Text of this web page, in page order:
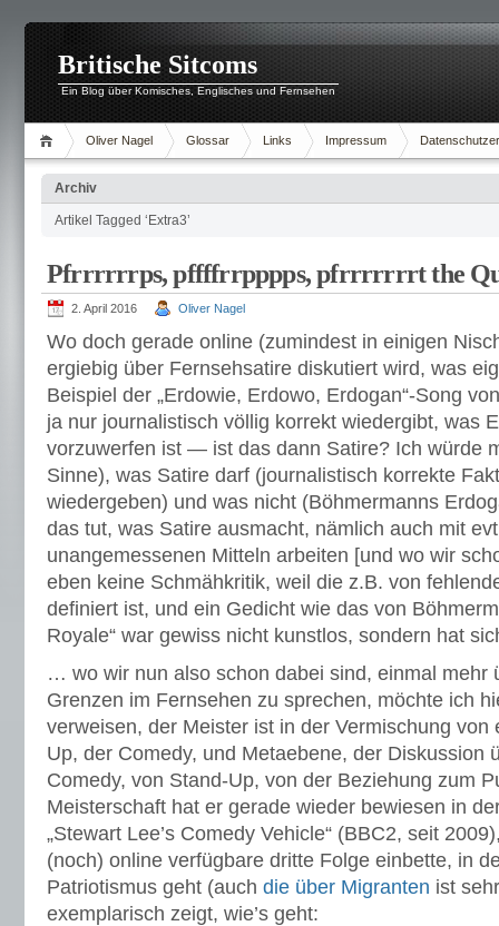
Britische Sitcoms
Ein Blog über Komisches, Englisches und Fernsehen
Oliver Nagel Glossar Links Impressum
Archiv
Artikel Tagged ‘Extra3’
Pfrrrrrrps, pffffrrpppps, pfrrrrrrrt the
2. April 2016 Oliver Nagel
Wo doch gerade online (zumindest in einigen
ergiebig über Fernsehsatire diskutiert wird, was
Beispiel der „Erdowie, Erdowo, Erdogan“-Song
ja nur journalistisch völlig korrekt wiedergibt, was
vorzuwerfen ist — ist das dann Satire? Ich würde
Sinne), was Satire darf (journalistisch korrekte
wiedergeben) und was nicht (Böhmermanns
das tut, was Satire ausmacht, nämlich auch mit
unangemessenen Mitteln arbeiten [und wo wir
eben keine Schmähkritik, weil die z.B. von
definiert ist, und ein Gedicht wie das von
Royale“ war gewiss nicht kunstlos, sondern hat
… wo wir nun also schon dabei sind, einmal mehr
Grenzen im Fernsehen zu sprechen, möchte ich
verweisen, der Meister ist in der Vermischung von
Up, der Comedy, und Metaebene, der Diskussion
Comedy, von Stand-Up, von der Beziehung zum
Meisterschaft hat er gerade wieder bewiesen in
„Stewart Lee’s Comedy Vehicle“ (BBC2, seit
(noch) online verfügbare dritte Folge einbette, in
Patriotismus geht (auch die über Migranten ist
exemplarisch zeigt, wie’s geht: